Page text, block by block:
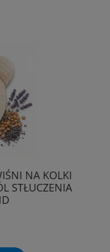
NA KOLKI
STŁUCZENIA